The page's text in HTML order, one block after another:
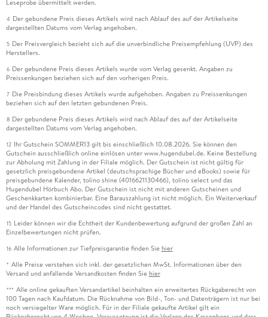
Leseprobe übermittelt werden.
4 Der gebundene Preis dieses Artikels wird nach Ablauf des auf der Artikelseite
dargestellten Datums vom Verlag angehoben.
5 Der Preisvergleich bezieht sich auf die unverbindliche Preisempfehlung (UVP) des
Herstellers.
6 Der gebundene Preis dieses Artikels wurde vom Verlag gesenkt. Angaben zu
Preissenkungen beziehen sich auf den vorherigen Preis.
7 Die Preisbindung dieses Artikels wurde aufgehoben. Angaben zu Preissenkungen
beziehen sich auf den letzten gebundenen Preis.
8 Der gebundene Preis dieses Artikels wird nach Ablauf des auf der Artikelseite
dargestellten Datums vom Verlag angehoben.
12 Ihr Gutschein SOMMER13 gilt bis einschließlich 10.08.2026. Sie können den
Gutschein ausschließlich online einlösen unter www.hugendubel.de. Keine Bestellung
zur Abholung mit Zahlung in der Filiale möglich. Der Gutschein ist nicht gültig für
gesetzlich preisgebundene Artikel (deutschsprachige Bücher und eBooks) sowie für
preisgebundene Kalender, tolino shine (4016621130466), tolino select und das
Hugendubel Hörbuch Abo. Der Gutschein ist nicht mit anderen Gutscheinen und
Geschenkkarten kombinierbar. Eine Barauszahlung ist nicht möglich. Ein Weiterverkauf
und der Handel des Gutscheincodes sind nicht gestattet.
15 Leider können wir die Echtheit der Kundenbewertung aufgrund der großen Zahl an
Einzelbewertungen nicht prüfen.
16 Alle Informationen zur Tiefpreisgarantie finden Sie hier
* Alle Preise verstehen sich inkl. der gesetzlichen MwSt. Informationen über den
Versand und anfallende Versandkosten finden Sie hier
*** Alle online gekauften Versandartikel beinhalten ein erweitertes Rückgaberecht von
100 Tagen nach Kaufdatum. Die Rücknahme von Bild-, Ton- und Datenträgern ist nur bei
noch versiegelter Ware möglich. Für in der Filiale gekaufte Artikel gilt ein